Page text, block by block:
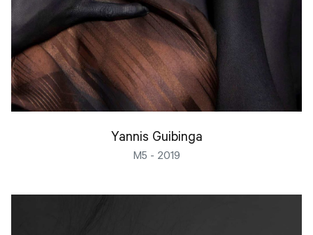
Yannis Guibinga
M5 - 2019